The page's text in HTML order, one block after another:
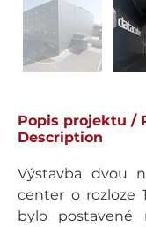
Popis projektu /
Description
Výstavba dvou
center o rozloze
bylo postavené